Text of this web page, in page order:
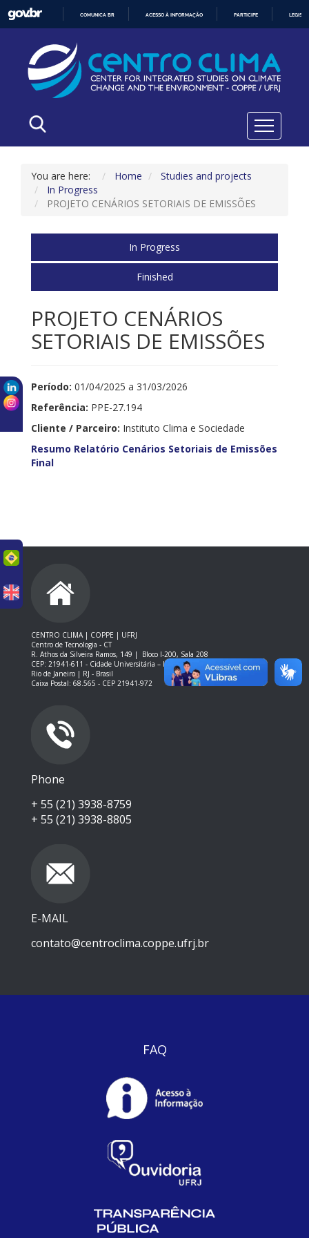
O
CONTEÚDO
COMUNICA BR ACESSO À INFORMAÇÃO PARTICIPE
You are here: Home
Studies and projects
In Progress
PROJETO CENÁRIOS SETORIAIS DE EMISSÕES
In Progress
Finished
PROJETO CENÁRIOS
SETORIAIS DE EMISSÕES
Período: 01/04/2025 a 31/03/2026
Referência: PPE-27.194
Cliente / Parceiro: Instituto Clima e Sociedade
Resumo Relatório Cenários Setoriais de Emissões
Final
CENTRO CLIMA | COPPE | UFRJ
Centro de Tecnologia - CT
R. Athos da Silveira Ramos, 149 |
Bloco I-200, Sala 208
CEP: 21941-611 - Cidade Universitária – Ilha do Fundão – RJ
Rio de Janeiro | RJ - Brasil
Caixa Postal: 68.565 - CEP 21941-972
Phone
+ 55 (21) 3938-8759
+ 55 (21) 3938-8805
E-MAIL
contato@centroclima.coppe.ufrj.br
FAQ